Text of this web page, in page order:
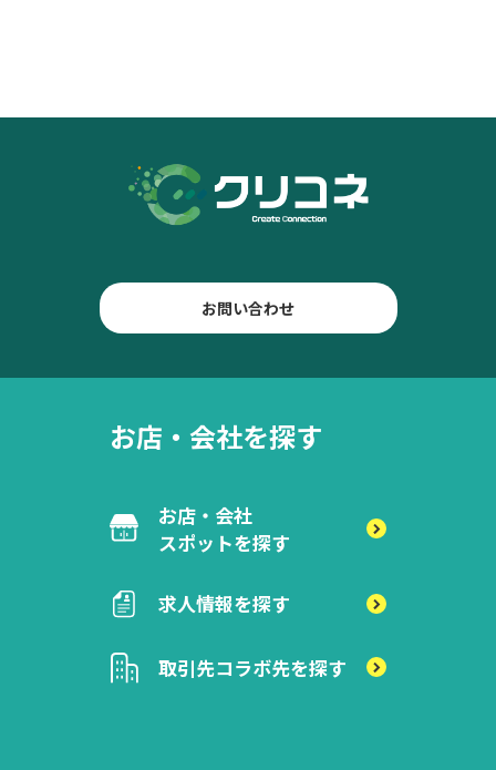
お問い合わせ
お店・会社を探す
お店・会社
スポットを探す
求人情報を探す
取引先コラボ先を探す